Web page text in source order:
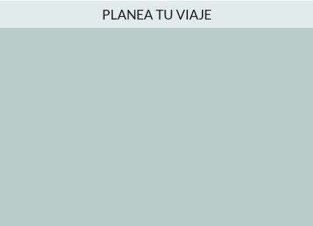
PLANEA TU VIAJE